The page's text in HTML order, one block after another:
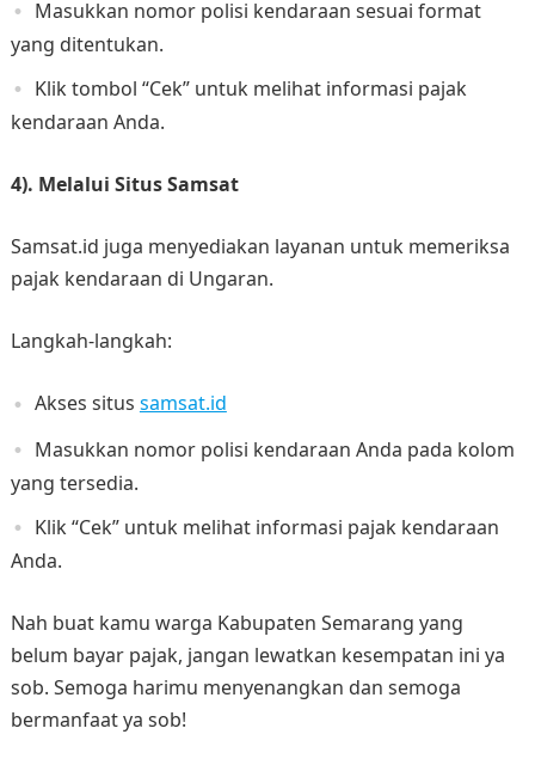
Masukkan nomor polisi kendaraan sesuai format
yang ditentukan.
Klik tombol “Cek” untuk melihat informasi pajak
kendaraan Anda.
4). Melalui Situs Samsat
Samsat.id juga menyediakan layanan untuk memeriksa
pajak kendaraan di Ungaran.
Langkah-langkah:
Akses situs samsat.id
Masukkan nomor polisi kendaraan Anda pada kolom
yang tersedia.
Klik “Cek” untuk melihat informasi pajak kendaraan
Anda.
Nah buat kamu warga Kabupaten Semarang yang
belum bayar pajak, jangan lewatkan kesempatan ini ya
sob. Semoga harimu menyenangkan dan semoga
bermanfaat ya sob!